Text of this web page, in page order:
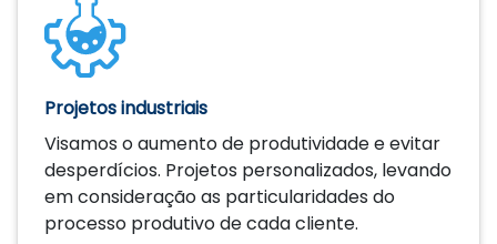
Projetos industriais
Visamos o aumento de produtividade e evitar
desperdícios. Projetos personalizados, levando
em consideração as particularidades do
processo produtivo de cada cliente.
Saiba mais